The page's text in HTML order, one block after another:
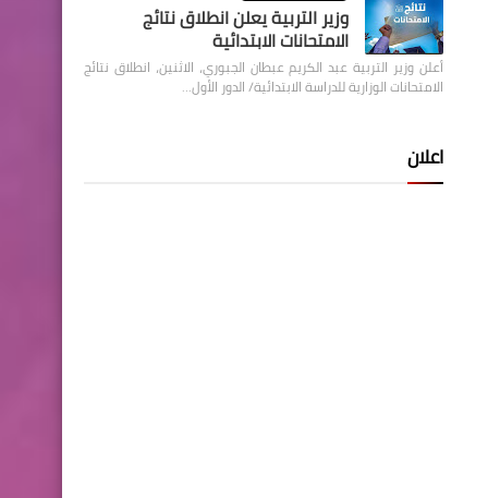
وزير التربية يعلن انطلاق نتائج
الامتحانات الابتدائية
أعلن وزير التربية عبد الكريم عبطان الجبوري، الاثنين، انطلاق نتائج
الامتحانات الوزارية للدراسة الابتدائية/ الدور الأول…
اعلان